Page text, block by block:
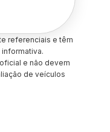
referenciais e têm
e não devem
de veículos